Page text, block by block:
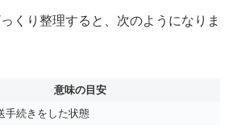
くり整理すると、次のようになりま
意味の目安
手続きをした状態